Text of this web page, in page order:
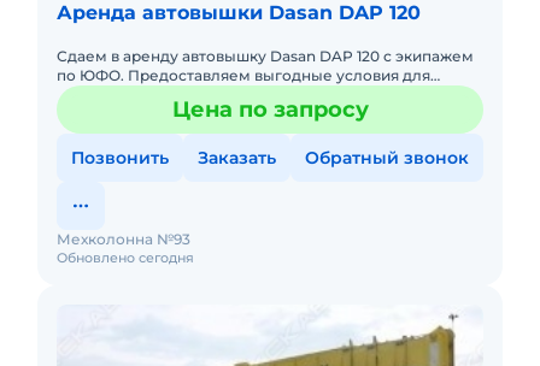
Аренда автовышки Dasan DAP 120
Сдаем в аренду автовышку Dasan DAP 120 с экипажем
по ЮФО. Предоставляем выгодные условия для
аренды автовышки Dasan DAP 120 в Южном
федеральном округе. Кроме а
Цена по запросу
Позвонить Заказать Обратный звонок
Обновлено сегодня
Мехколонна №93